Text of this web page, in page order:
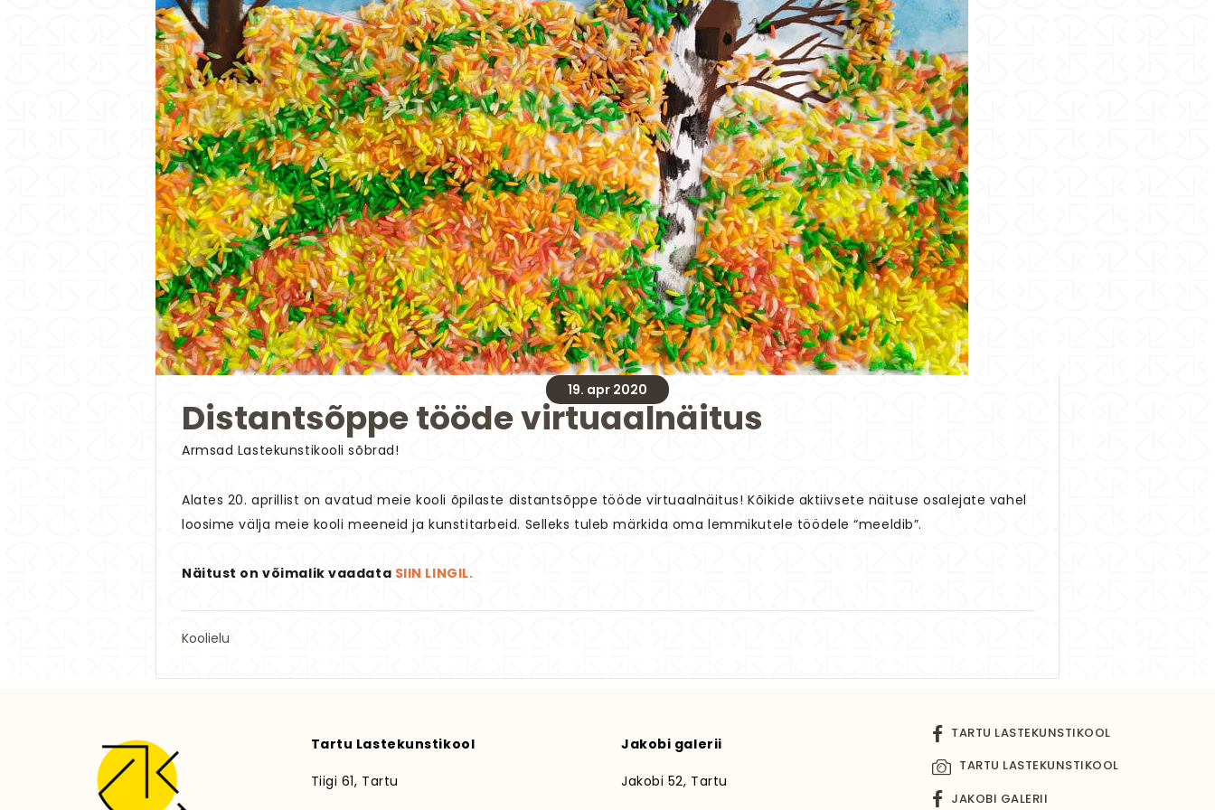
19. apr 2020
Distantsõppe tööde virtuaalnäitus
Armsad Lastekunstikooli sõbrad!
Alates 20. aprillist on avatud meie kooli õpilaste distantsõppe tööde virtuaalnäitus! Kõikide aktiivsete näituse osalejate vahel
loosime välja meie kooli meeneid ja kunstitarbeid. Selleks tuleb märkida oma lemmikutele töödele “meeldib”.
Näitust on võimalik vaadata SIIN LINGIL.
Koolielu
Tartu Lastekunstikool
Tiigi 61, Tartu
Jakobi galerii
Jakobi 52, Tartu
TARTU LASTEKUNSTIKOOL
TARTU LASTEKUNSTIKOOL
JAKOBI GALERII